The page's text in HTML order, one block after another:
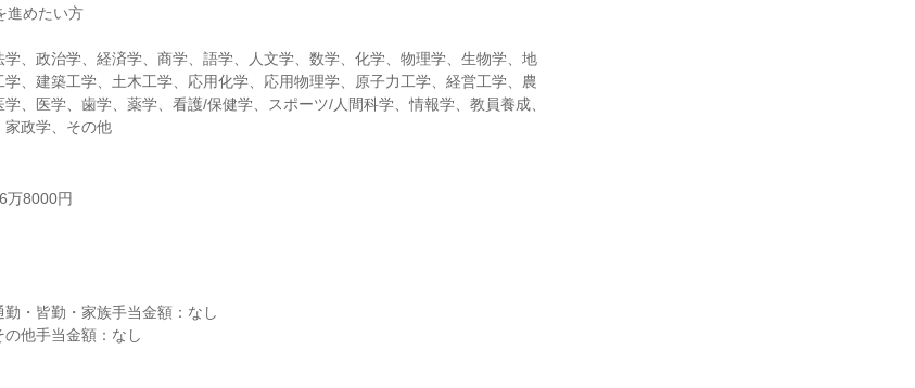
進めたい方
、政治学、経済学、商学、語学、人文学、数学、化学、物理学、生物学、地
、建築工学、土木工学、応用化学、応用物理学、原子力工学、経営工学、農
、医学、歯学、薬学、看護/保健学、スポーツ/人間科学、情報学、教員養成、
家政学、その他
万8000円
・皆勤・家族手当金額：なし
他手当金額：なし